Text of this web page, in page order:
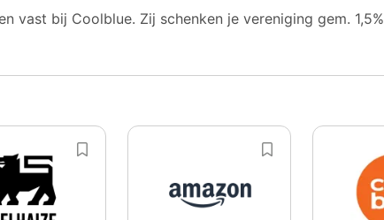
vast bij Coolblue. Zij schenken je vereniging gem. 1,5%